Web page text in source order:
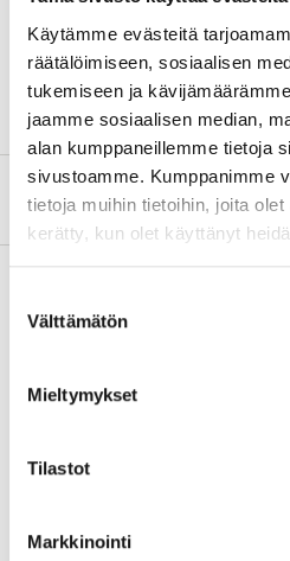
Käytämme evästeitä
räätälöimiseen, sosiaalisen
tukemiseen ja
jaamme sosiaalisen median,
alan kumppaneillemme tietoja
sivustoamme. Kumppanimme
tietoja muihin tietoihin, joita
kerätty, kun olet käyttänyt
valinta
Välttämätön
Mieltymykset
Tilastot
Markkinointi
Length
Diameter
About the manufacturer